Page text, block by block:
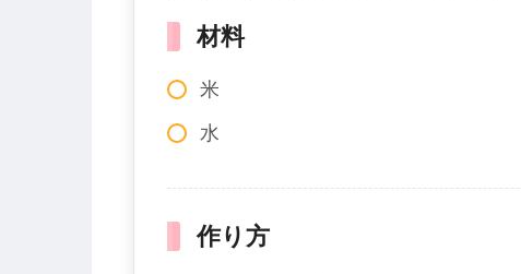
材料
米
水
作り方